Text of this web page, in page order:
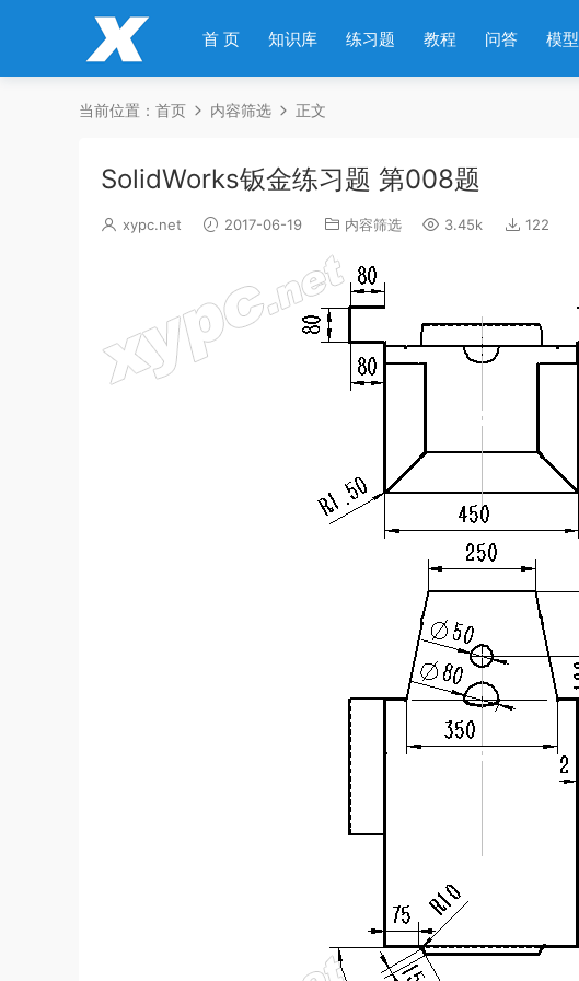
首 页 知识库 练习题 教程 问答 模型
当前位置： 首页 内容筛选 正文
SolidWorks钣金练习题 第008题
xypc.net 2017-06-19 内容筛选 3.45k 122